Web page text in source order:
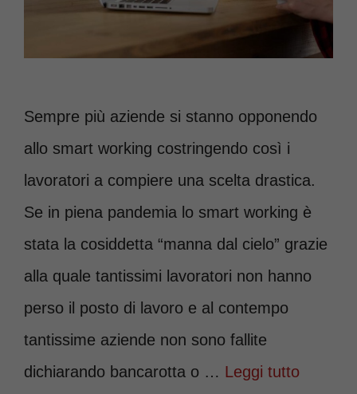
Sempre più aziende si stanno opponendo
allo smart working costringendo così i
lavoratori a compiere una scelta drastica.
Se in piena pandemia lo smart working è
stata la cosiddetta “manna dal cielo” grazie
alla quale tantissimi lavoratori non hanno
perso il posto di lavoro e al contempo
tantissime aziende non sono fallite
dichiarando bancarotta o … Leggi tutto